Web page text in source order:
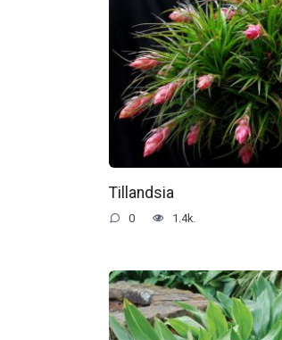
Tillandsia
0 1.4k.